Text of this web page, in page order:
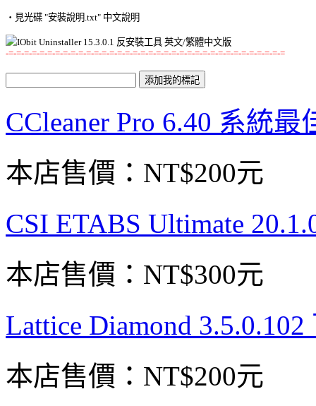
‧見光碟 "安裝說明.txt" 中文說明
-=-=-=-=-=-=-=-=-=-=-=-=-=-=-=-=-=-=-=-=-=-=-=-=-=-=-=-=-=-=-=-=-=-=-=-=
CCleaner Pro 6.40 系統
本店售價： NT$200元
CSI ETABS Ultimate
本店售價： NT$300元
Lattice Diamond
本店售價： NT$200元